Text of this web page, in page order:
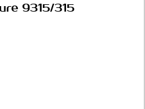
9315/315